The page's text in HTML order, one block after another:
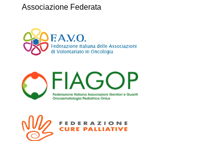
Associazione Federata